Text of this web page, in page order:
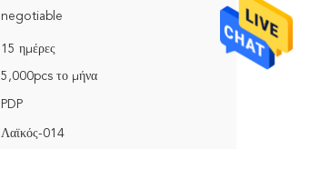
negotiable
15 ημέρες
5,000pcs το μήνα
PDP
Λαϊκός-014